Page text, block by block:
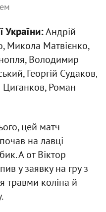
України:Андрій
Микола Матвієнко,
Володимир
Георгій Судаков,
Роман
цей матч
на лавці
А от Віктор
у заявку на гру з
травми коліна й